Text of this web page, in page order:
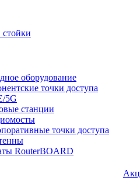
оборудование
точки доступа
5G
станции
точки доступа
RouterBOARD